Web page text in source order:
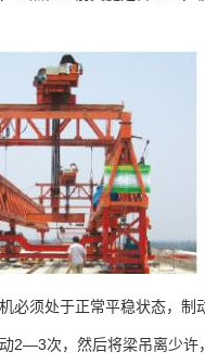
必须处于正常平稳状态，制
2―3次，然后将梁吊离少许